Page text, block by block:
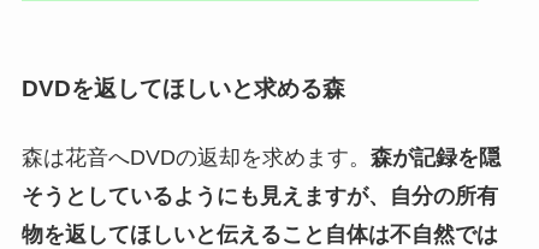
DVDを返してほしいと求める森
森は花音へDVDの返却を求めます。 森が記録を隠
そうとしているようにも見えますが、自分の所有
物を返してほしいと伝えること自体は不自然では